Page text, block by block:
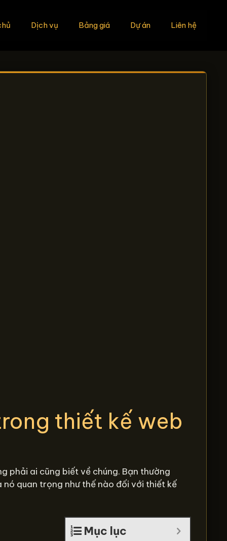
Dịch vụ Bảng giá Dự án Liên hệ
thiết kế web
phải ai cũng biết về chúng. Bạn thường
quan trọng như thế nào đối với thiết kế
Mục lục